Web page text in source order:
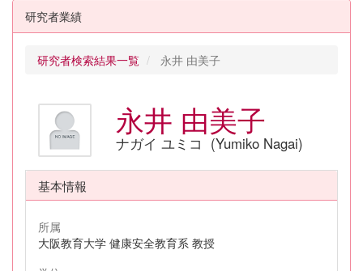
研究者業績
研究者検索結果一覧 永井 由美子
永井 由美子
ナガイ ユミコ (Yumiko Nagai)
基本情報
所属
大阪教育大学 健康安全教育系 教授